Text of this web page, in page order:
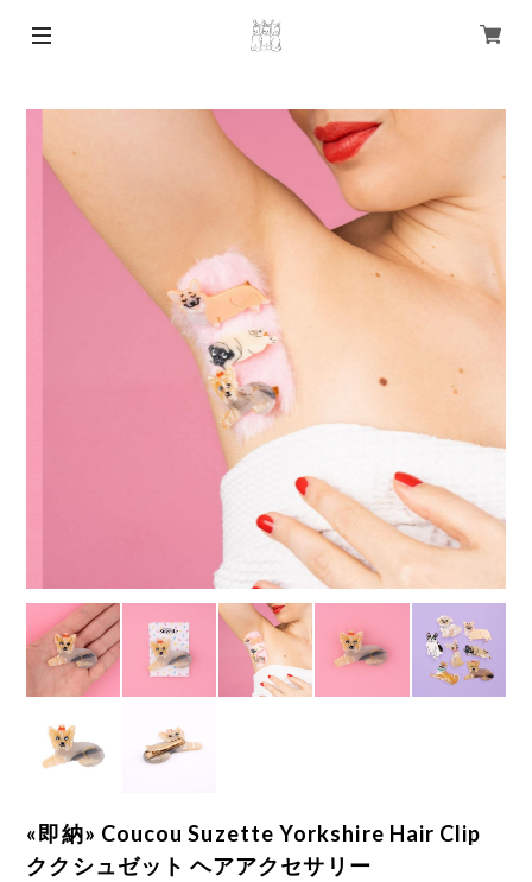
«即納» Coucou Suzette Yorkshire Hair Clip
ククシュゼット ヘアアクセサリー